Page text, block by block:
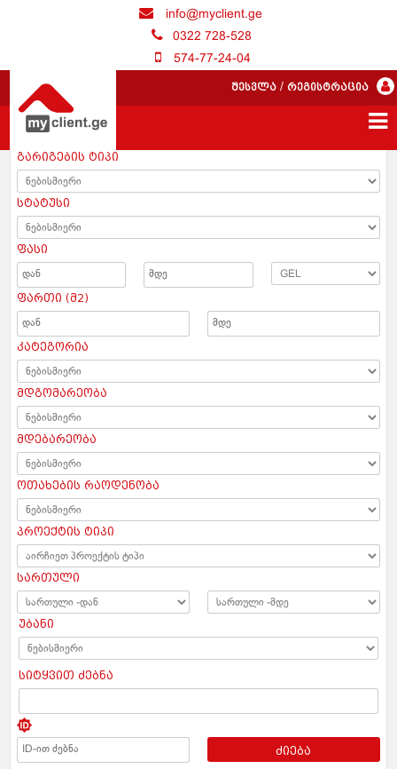
info@myclient.ge
0322 728-528
574-77-24-04
შესვლა / რეგისტრაცია
გარიგების ტიპი
სტატუსი
ფასი
ფართი (მ2)
კატეგორია
მდგომარეობა
მდებარეობა
ოთახების რაოდენობა
პროექტის ტიპი
სართული
უბანი
სიტყვით ძებნა
ძიება